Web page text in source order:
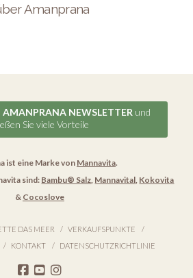
Amanprana
AMANPRANA NEWSLETTER und
Sie viele Vorteile
ist eine Marke vonMannavita.
sind: Bambu® Salz Mannavital Kokovita
& Cocoslove
DAS MEER
VERKAUFSPUNKTE
KONTAKT DATENSCHUTZRICHTLINIE